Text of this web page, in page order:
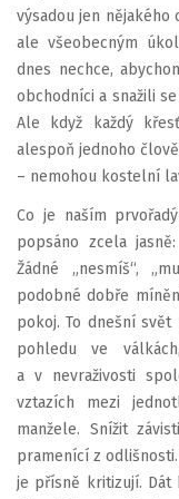
výsadou jen
ale všeobecným
dnes nechce,
obchodníci a snažili
Ale když každý
alespoň jednoho
– nemohou kostelní
Co je naším
popsáno zcela
Žádné „nesmíš“,
podobné dobře
pokoj. To dnešní
pohledu ve
a v nevraživosti
vztazích mezi
manžele. Snížit
pramenící z
je přísně kritizují. Dát